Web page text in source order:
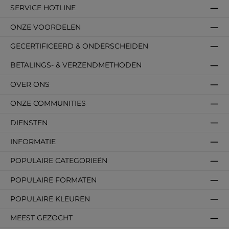
SERVICE HOTLINE
DIENSTEN
INFORMATIE
POPULAIRE CATEGORIEËN
POPULAIRE FORMATEN
POPULAIRE KLEUREN
MEEST GEZOCHT
BETALINGS- & VERZENDMETHODEN
OVER ONS
GECERTIFICEERD & ONDERSCHEIDEN
ONZE VOORDELEN
ONZE COMMUNITIES